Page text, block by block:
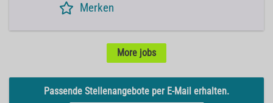
Merken
More jobs
Passende Stellenangebote per E-Mail erhalten.